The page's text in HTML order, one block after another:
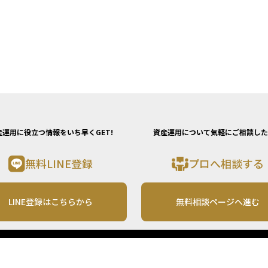
運用に役立つ情報をいち早くGET!
無料LINE登録
LINE登録はこちらから
資産運用について気軽にご相談し
プロへ相談する
無料相談ページへ進む